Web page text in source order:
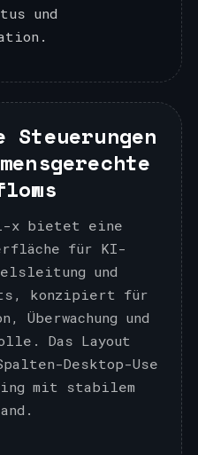
und
x bietet eine
für KI-
und
konzipiert für
Überwachung und
Das Layout
Desktop-Use
mit stabilem